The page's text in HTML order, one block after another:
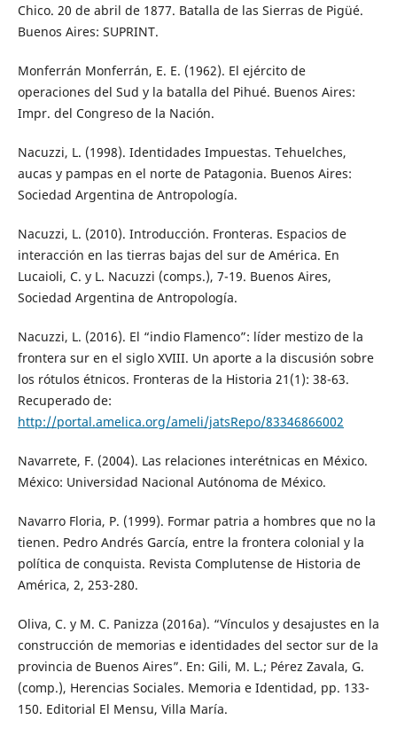
Chico. 20 de abril de 1877. Batalla de las Sierras de Pigüé.
Buenos Aires: SUPRINT.
Monferrán Monferrán, E. E. (1962). El ejército de
operaciones del Sud y la batalla del Pihué. Buenos Aires:
Impr. del Congreso de la Nación.
Nacuzzi, L. (1998). Identidades Impuestas. Tehuelches,
aucas y pampas en el norte de Patagonia. Buenos Aires:
Sociedad Argentina de Antropología.
Nacuzzi, L. (2010). Introducción. Fronteras. Espacios de
interacción en las tierras bajas del sur de América. En
Lucaioli, C. y L. Nacuzzi (comps.), 7-19. Buenos Aires,
Sociedad Argentina de Antropología.
Nacuzzi, L. (2016). El “indio Flamenco”: líder mestizo de la
frontera sur en el siglo XVIII. Un aporte a la discusión sobre
los rótulos étnicos. Fronteras de la Historia 21(1): 38-63.
Recuperado de:
http://portal.amelica.org/ameli/jatsRepo/83346866002
Navarrete, F. (2004). Las relaciones interétnicas en México.
México: Universidad Nacional Autónoma de México.
Navarro Floria, P. (1999). Formar patria a hombres que no la
tienen. Pedro Andrés García, entre la frontera colonial y la
política de conquista. Revista Complutense de Historia de
América, 2, 253-280.
Oliva, C. y M. C. Panizza (2016a). “Vínculos y desajustes en la
construcción de memorias e identidades del sector sur de la
provincia de Buenos Aires”. En: Gili, M. L.; Pérez Zavala, G.
(comp.), Herencias Sociales. Memoria e Identidad, pp. 133-
150. Editorial El Mensu, Villa María.